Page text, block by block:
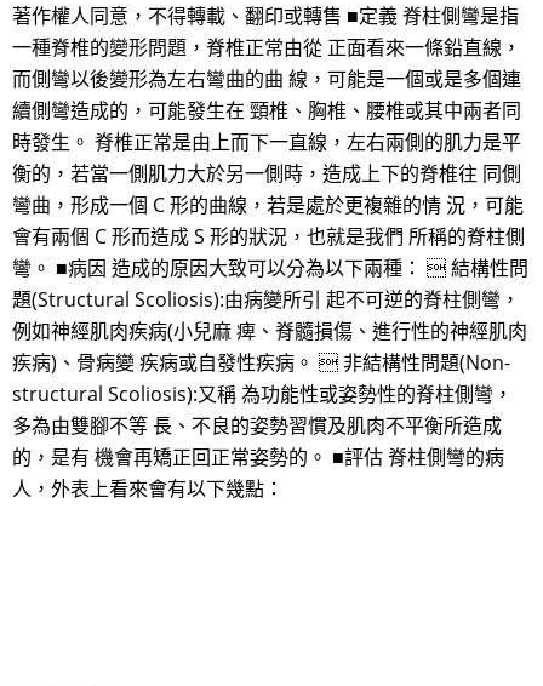
著作權人同意，不得轉載、翻印或轉售 ■定義 脊柱側彎是指
一種脊椎的變形問題，脊椎正常由從 正面看來一條鉛直線，
而側彎以後變形為左右彎曲的曲 線，可能是一個或是多個連
續側彎造成的，可能發生在 頸椎、胸椎、腰椎或其中兩者同
時發生。 脊椎正常是由上而下一直線，左右兩側的肌力是平
衡的，若當一側肌力大於另一側時，造成上下的脊椎往 同側
彎曲，形成一個 C 形的曲線，若是處於更複雜的情 況，可能
會有兩個 C 形而造成 S 形的狀況，也就是我們 所稱的脊柱側
彎。 ■病因 造成的原因大致可以分為以下兩種：  結構性問
題(Structural Scoliosis):由病變所引 起不可逆的脊柱側彎，
例如神經肌肉疾病(小兒麻 痺、脊髓損傷、進行性的神經肌肉
疾病)、骨病變 疾病或自發性疾病。  非結構性問題(Non-
structural Scoliosis):又稱 為功能性或姿勢性的脊柱側彎，
多為由雙腳不等 長、不良的姿勢習慣及肌肉不平衡所造成
的，是有 機會再矯正回正常姿勢的。 ■評估 脊柱側彎的病
人，外表上看來會有以下幾點：